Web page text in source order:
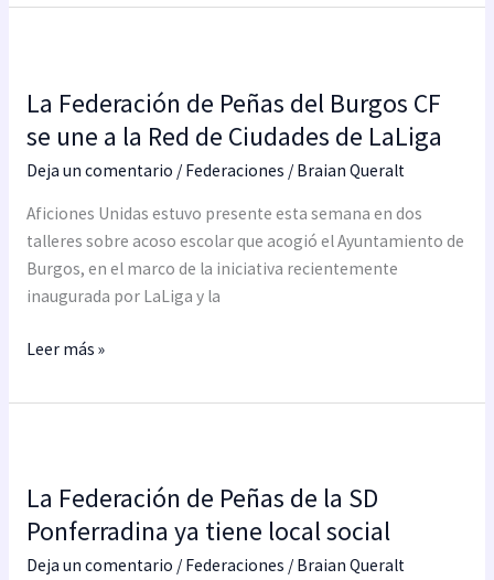
La Federación de Peñas del Burgos CF
se une a la Red de Ciudades de LaLiga
Deja un comentario / Federaciones / Braian Queralt
Aficiones Unidas estuvo presente esta semana en dos
talleres sobre acoso escolar que acogió el Ayuntamiento de
Burgos, en el marco de la iniciativa recientemente
inaugurada por LaLiga y la
de
Peñas
Burgos
CF
se
une
a
Red
Ciudades
Leer más »
La Federación de Peñas de la SD
Ponferradina ya tiene local social
Deja un comentario / Federaciones / Braian Queralt
de
Peñas